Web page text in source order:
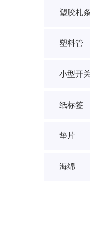
塑胶札
塑料管
小型开
纸标签
垫片
海绵